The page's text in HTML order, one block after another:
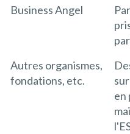
Business Angel
Autres organismes,
fondations, etc.
en